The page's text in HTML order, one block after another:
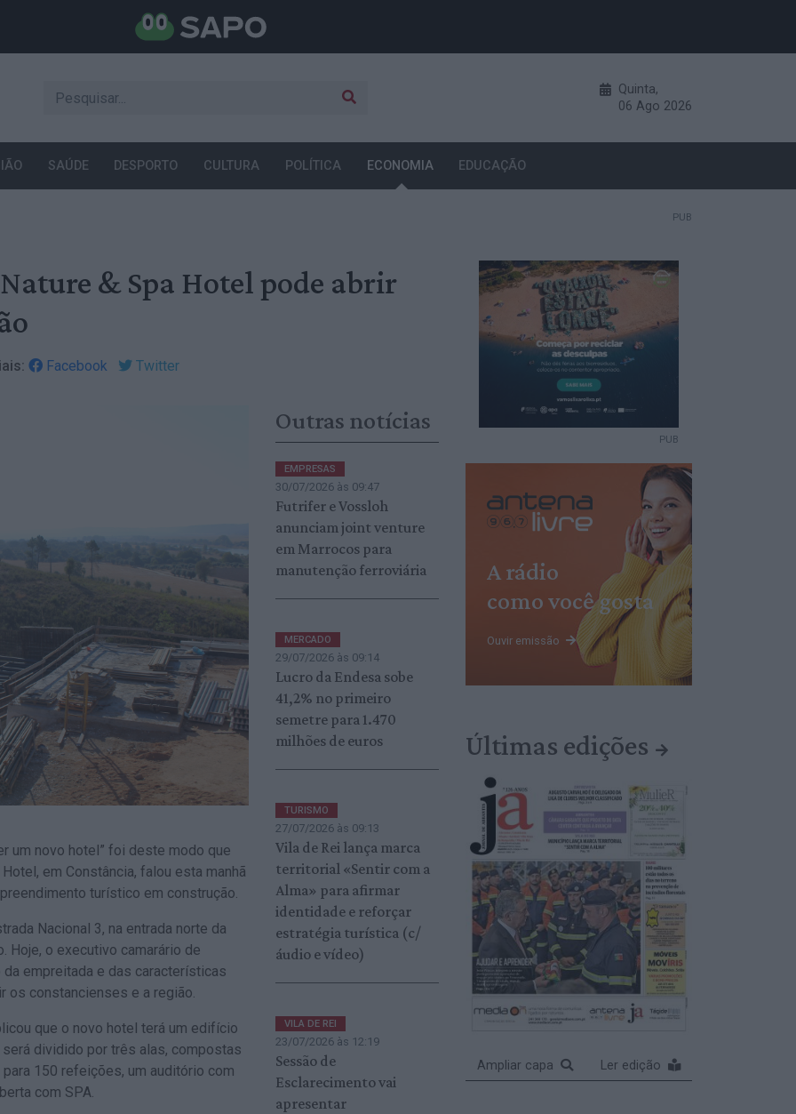
Quinta,
06 Ago 2026
SAÚDE DESPORTO CULTURA POLÍTICA ECONOMIA EDUCAÇÃO
PUB
& Spa Hotel pode abrir
Facebook Twitter
um novo hotel” foi deste modo que
em Constância, falou esta manhã
turístico em construção.
Nacional 3, na entrada norte da
Hoje, o executivo camarário de
empreitada e das características
os constancienses e a região.
que o novo hotel terá um edifício
será dividido por três alas, compostas
150 refeições, um auditório com
com SPA.
Outras notícias
EMPRESAS
30/07/2026 às 09:47
Futrifer e Vossloh
anunciam joint venture
em Marrocos para
manutenção ferroviária
MERCADO
29/07/2026 às 09:14
Lucro da Endesa sobe
41,2% no primeiro
semetre para 1.470
milhões de euros
TURISMO
27/07/2026 às 09:13
Vila de Rei lança marca
territorial «Sentir com a
Alma» para afirmar
identidade e reforçar
estratégia turística (c/
áudio e vídeo)
VILA DE REI
23/07/2026 às 12:19
Sessão de
Esclarecimento vai
apresentar
PUB
A rádio
como você gosta
Ouvir emissão
Últimas edições
Ampliar capa Ler edição